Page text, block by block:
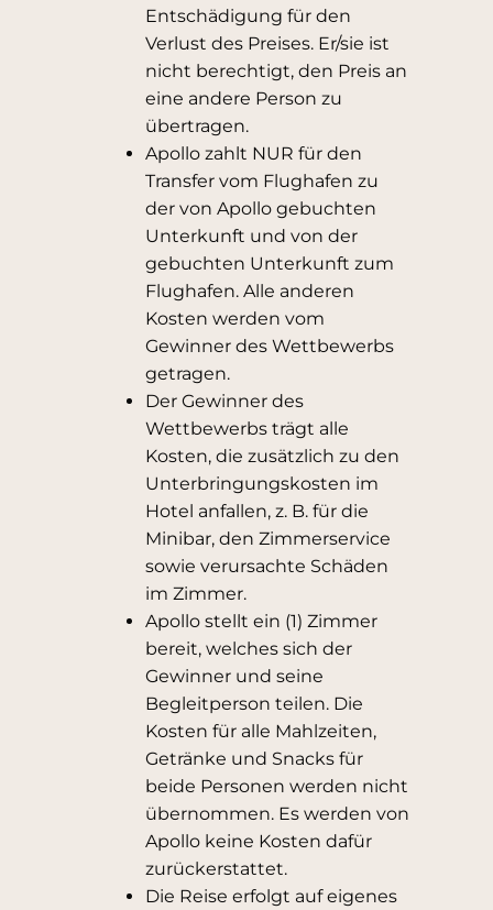
Entschädigung für den
Verlust des Preises. Er/sie ist
nicht berechtigt, den Preis an
eine andere Person zu
übertragen.
Apollo zahlt NUR für den
Transfer vom Flughafen zu
der von Apollo gebuchten
Unterkunft und von der
gebuchten Unterkunft zum
Flughafen. Alle anderen
Kosten werden vom
Gewinner des Wettbewerbs
getragen.
Der Gewinner des
Wettbewerbs trägt alle
Kosten, die zusätzlich zu den
Unterbringungskosten im
Hotel anfallen, z. B. für die
Minibar, den Zimmerservice
sowie verursachte Schäden
im Zimmer.
Apollo stellt ein (1) Zimmer
bereit, welches sich der
Gewinner und seine
Begleitperson teilen. Die
Kosten für alle Mahlzeiten,
Getränke und Snacks für
beide Personen werden nicht
übernommen. Es werden von
Apollo keine Kosten dafür
zurückerstattet.
Die Reise erfolgt auf eigenes